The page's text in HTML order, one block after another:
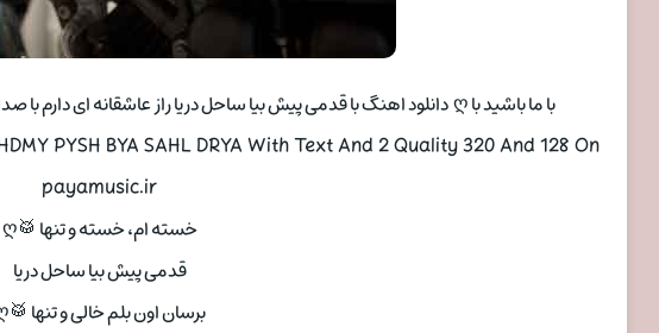
با ما باشید با ღ دانلود اهنگ با قدمی پیش بیا ساحل دریا راز عاشقانه ای دارم با صدای علیرضا روزگار به همراه تکست و بهترین کیفیت ♪
PYSH BYA SAHL DRYA With Text And 2 Quality 320 And 128 On
payamusic.ir
خسته ام، خسته و تنها 🥁ღ
قدمی پیش بیا ساحل دریا
برسان اون بلم خالی و تنها 🥁ღ